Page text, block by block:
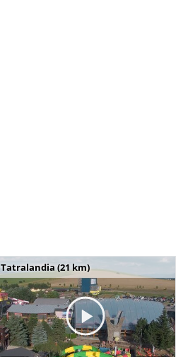
Tatralandia (21 km)